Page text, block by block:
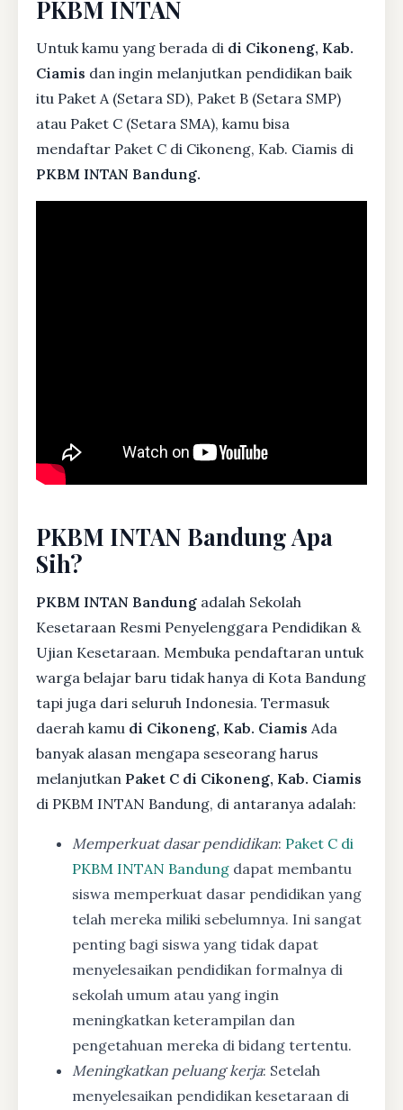
PKBM INTAN
Untuk kamu yang berada di di Cikoneng, Kab.
Ciamis dan ingin melanjutkan pendidikan baik
itu Paket A (Setara SD), Paket B (Setara SMP)
atau Paket C (Setara SMA), kamu bisa
mendaftar Paket C di Cikoneng, Kab. Ciamis di
PKBM INTAN Bandung.
PKBM INTAN Bandung Apa
Sih?
PKBM INTAN Bandung adalah Sekolah
Kesetaraan Resmi Penyelenggara Pendidikan &
Ujian Kesetaraan. Membuka pendaftaran untuk
warga belajar baru tidak hanya di Kota Bandung
tapi juga dari seluruh Indonesia. Termasuk
daerah kamu di Cikoneng, Kab. Ciamis Ada
banyak alasan mengapa seseorang harus
melanjutkan Paket C di Cikoneng, Kab. Ciamis
di PKBM INTAN Bandung, di antaranya adalah:
Memperkuat dasar pendidikan: Paket C di
PKBM INTAN Bandung dapat membantu
siswa memperkuat dasar pendidikan yang
telah mereka miliki sebelumnya. Ini sangat
penting bagi siswa yang tidak dapat
menyelesaikan pendidikan formalnya di
sekolah umum atau yang ingin
meningkatkan keterampilan dan
pengetahuan mereka di bidang tertentu.
Meningkatkan peluang kerja: Setelah
menyelesaikan pendidikan kesetaraan di